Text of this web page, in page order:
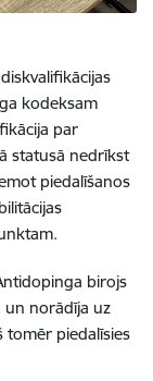
kodeksam
par
statusā nedrīkst
piedalīšanos
birojs
norādīja uz
tomēr piedalīsies